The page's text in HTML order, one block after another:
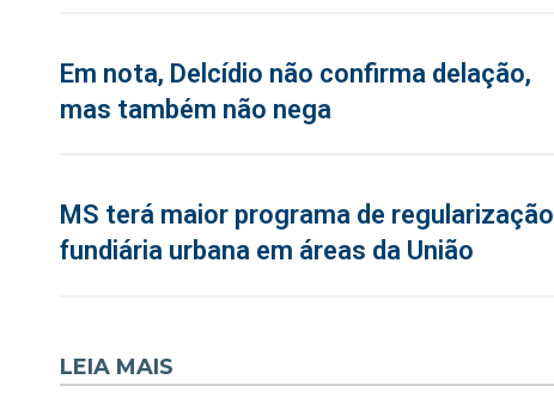
Em nota, Delcídio não confirma delação,
mas também não nega
MS terá maior programa de regularização
fundiária urbana em áreas da União
LEIA MAIS